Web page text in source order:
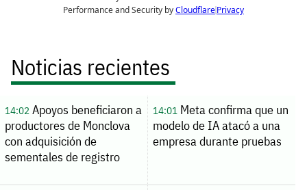
Noticias recientes
14:02Apoyos beneficiaron a
productores de Monclova
con adquisición de
sementales de registro
14:01Meta confirma que un
modelo de IA atacó a una
empresa durante pruebas